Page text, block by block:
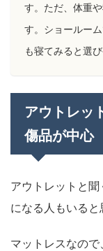
す。ただ、体重
す。ショールー
も寝てみると選び
アウトレッ
傷品が中心
アウトレットと
になる人もいると
マットレスなの